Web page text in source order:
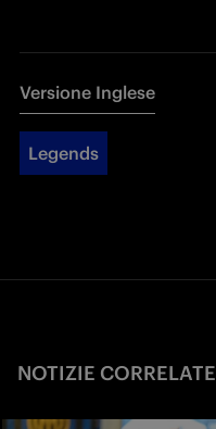
Versione Inglese
Legends
NOTIZIE CORRELATE